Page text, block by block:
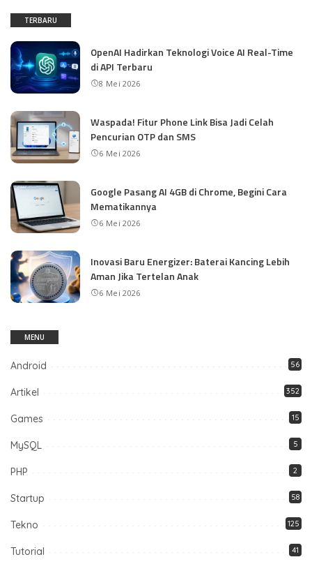
TERBARU
OpenAI Hadirkan Teknologi Voice AI Real-Time
di API Terbaru
8 Mei 2026
Waspada! Fitur Phone Link Bisa Jadi Celah
Pencurian OTP dan SMS
6 Mei 2026
Google Pasang AI 4GB di Chrome, Begini Cara
Mematikannya
6 Mei 2026
Inovasi Baru Energizer: Baterai Kancing Lebih
Aman Jika Tertelan Anak
6 Mei 2026
MENU
Android 56
Artikel 352
Games 15
MySQL 5
PHP 2
Startup 58
Tekno 125
Tutorial 41